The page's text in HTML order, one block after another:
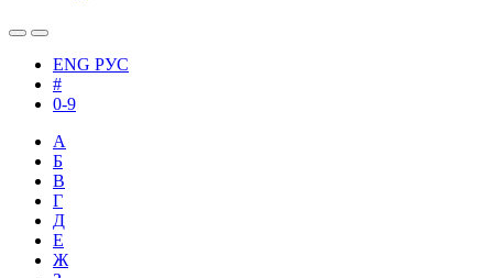
ENG РУС
#
0-9
А
Б
В
Г
Д
Е
Ж